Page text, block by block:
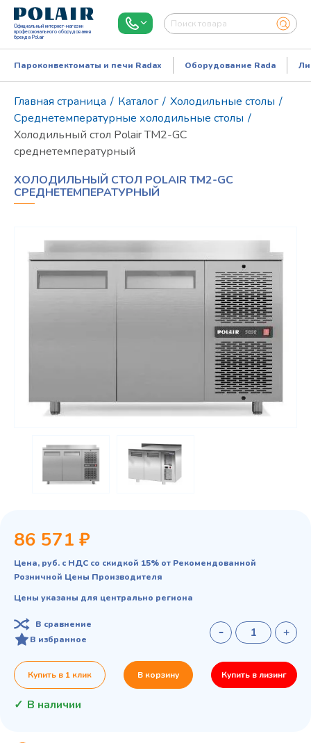
Официальный интернет-магазин
профессионального оборудования
бренда Polair
Пароконвектоматы и печи Radax Оборудование Rada
Главная страница / Каталог / Холодильные столы /
Среднетемпературные холодильные столы /
Холодильный стол Polair TM2-GC
среднетемпературный
ХОЛОДИЛЬНЫЙ СТОЛ POLAIR TM2-GC
СРЕДНЕТЕМПЕРАТУРНЫЙ
86 571 ₽
Цена, руб. с НДС со скидкой 15% от Рекомендованной
Розничной Цены Производителя
Цены указаны для центрально региона
В сравнение
В избранное
Купить в 1 клик В корзину Купить в лизинг
В наличии